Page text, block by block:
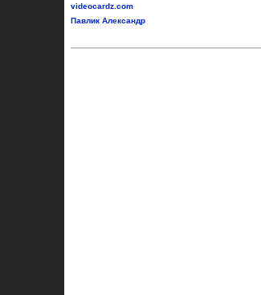
videocardz.com
Павлик Александр